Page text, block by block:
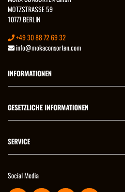
MOTZSTRASSE 59
10777 BERLIN
+49 30 88 72 69 32
info@mokaconsorten.com
INFORMATIONEN
GESETZLICHE INFORMATIONEN
SERVICE
Social Media